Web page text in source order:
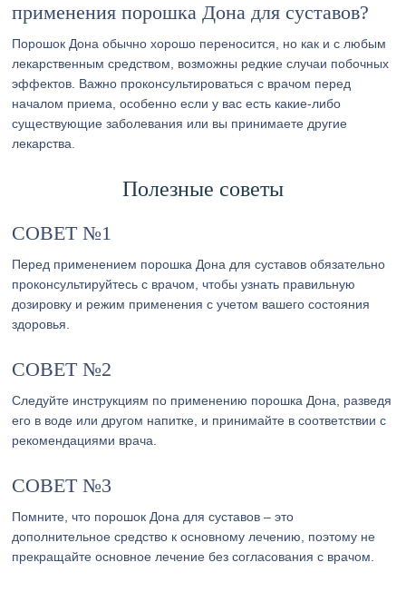
применения порошка Дона для суставов?
Порошок Дона обычно хорошо переносится, но как и с любым
лекарственным средством, возможны редкие случаи побочных
эффектов. Важно проконсультироваться с врачом перед
началом приема, особенно если у вас есть какие-либо
существующие заболевания или вы принимаете другие
лекарства.
Полезные советы
СОВЕТ №1
Перед применением порошка Дона для суставов обязательно
проконсультируйтесь с врачом, чтобы узнать правильную
дозировку и режим применения с учетом вашего состояния
здоровья.
СОВЕТ №2
Следуйте инструкциям по применению порошка Дона, разведя
его в воде или другом напитке, и принимайте в соответствии с
рекомендациями врача.
СОВЕТ №3
Помните, что порошок Дона для суставов – это
дополнительное средство к основному лечению, поэтому не
прекращайте основное лечение без согласования с врачом.